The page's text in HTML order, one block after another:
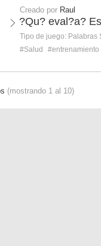
Creado por Raul
?Qu? eval?a?
Tipo de juego: Palabras
#Salud
#entrenamiento
(mostrando 1 al 10)